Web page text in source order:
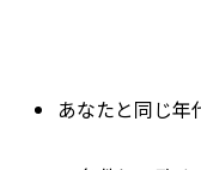
あなたと同じ年